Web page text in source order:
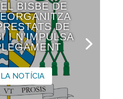
BISBE DE
DE
I N’IMPULSA
NOTÍCIA